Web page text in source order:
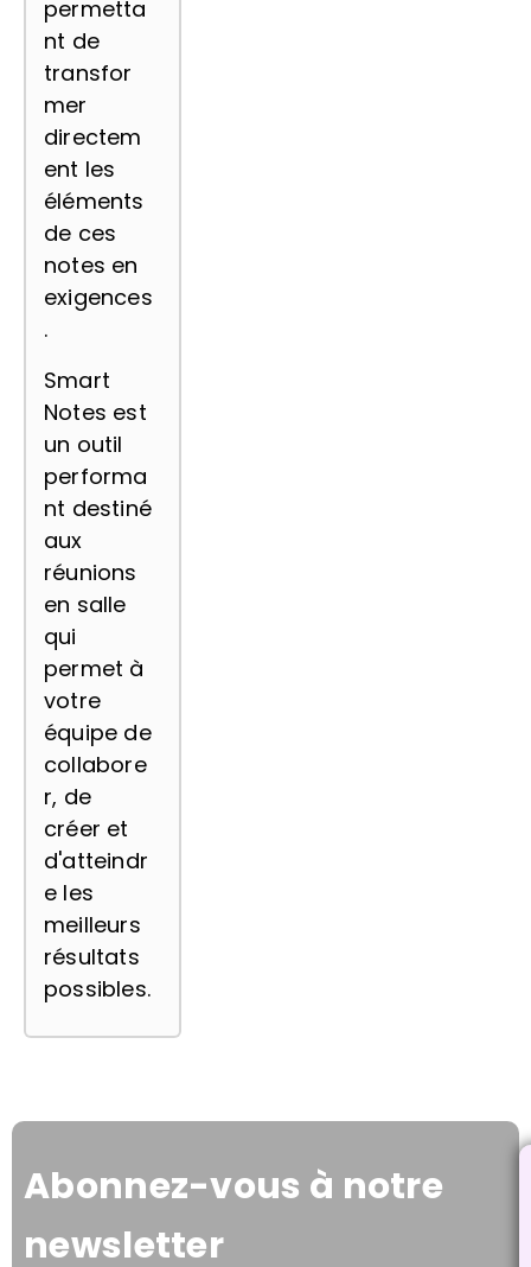
permetta
nt de
transfor
mer
directem
ent les
éléments
de ces
notes en
exigences
.
Smart
Notes est
un outil
performa
nt destiné
aux
réunions
en salle
qui
permet à
votre
équipe de
collabore
r, de
créer et
d'atteindr
e les
meilleurs
résultats
possibles.
Abonnez-vous à notre
newsletter